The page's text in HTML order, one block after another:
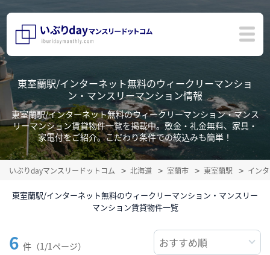
東室蘭駅/インターネット無料のウィークリーマンショ
ン・マンスリーマンション情報
東室蘭駅/インターネット無料のウィークリーマンション・マンス
リーマンション賃貸物件一覧を掲載中。敷金・礼金無料、家具・
家電付をご紹介。こだわり条件での絞込みも簡単！
いぶりdayマンスリードットコム 北海道 室蘭市 東室蘭駅 イン
東室蘭駅/インターネット無料のウィークリーマンション・マンスリー
マンション賃貸物件一覧
6 件（1/1ページ）